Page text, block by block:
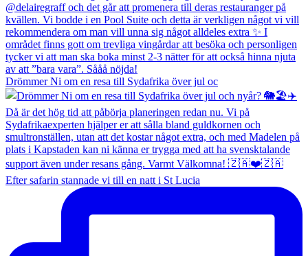
Drömmer Ni om en resa till Sydafrika över jul oc
Efter safarin stannade vi till en natt i St Lucia